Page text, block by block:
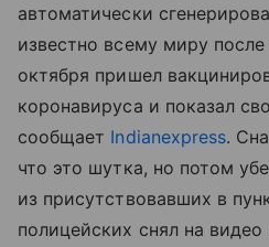
автоматически
известно всему миру после
октября пришел
коронавируса и показал
сообщает Indianexpress.
что это шутка, но потом
из присутствовавших в
полицейских снял на